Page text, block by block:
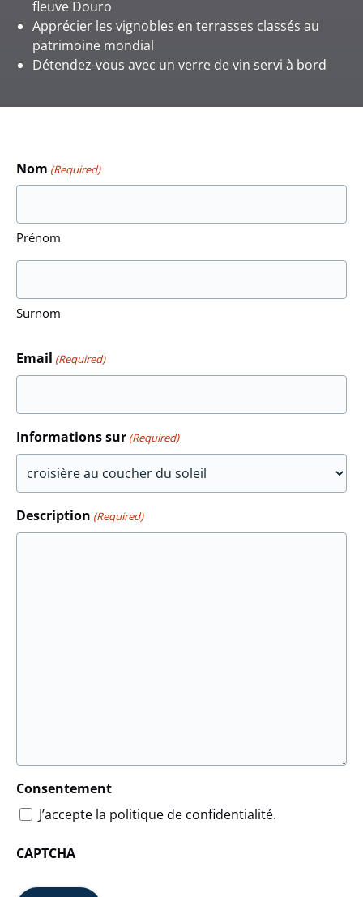
fleuve Douro
Apprécier les vignobles en terrasses classés au
patrimoine mondial
Détendez-vous avec un verre de vin servi à bord
Nom (Required)
Prénom
Surnom
Email (Required)
Informations sur (Required)
Description (Required)
Consentement
J’accepte la politique de confidentialité.
CAPTCHA